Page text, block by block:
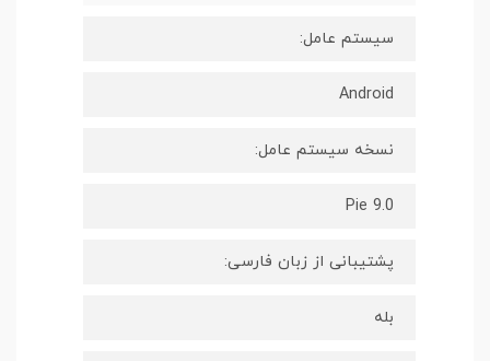
سیستم عامل:
Android
نسخه سیستم عامل:
Pie 9.0
پشتیبانی از زبان فارسی:
بله